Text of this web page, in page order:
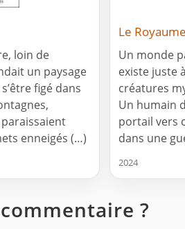
loin de
un paysage
figé dans
enneigés (…)
Le
Un monde
existe juste
créatures
Un humain
portail vers
dans une
2024
?